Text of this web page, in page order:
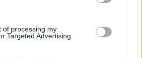
of processing my
Targeted Advertising.
naar het duel voor een belangrijk deel
mee omgegaan. De KNVB, Koeman
vooral dat de privacy van